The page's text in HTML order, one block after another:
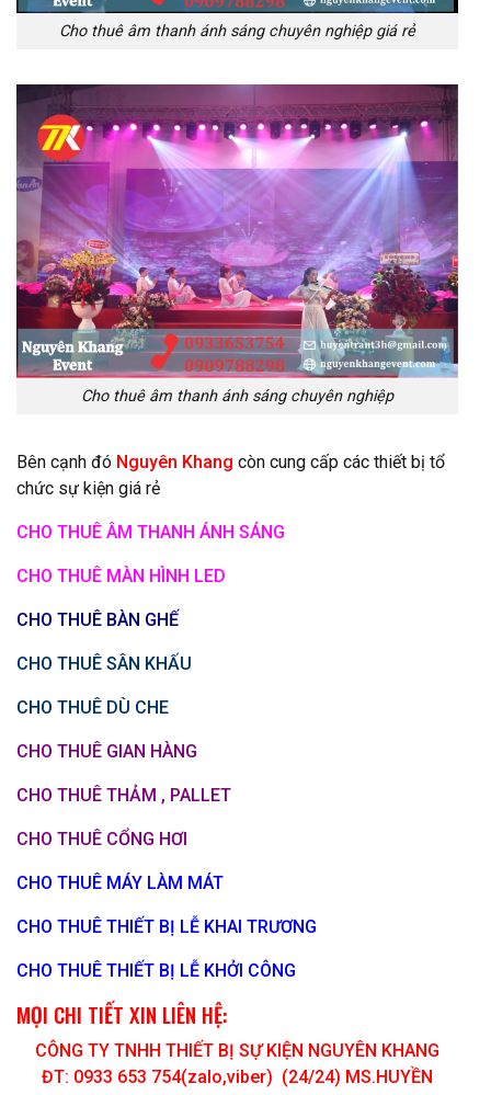
Cho thuê âm thanh ánh sáng chuyên nghiệp giá rẻ
Cho thuê âm thanh ánh sáng chuyên nghiệp
Bên cạnh đó Nguyên Khang còn cung cấp các thiết bị tổ
chức sự kiện giá rẻ
CHO THUÊ ÂM THANH ÁNH SÁNG
CHO THUÊ MÀN HÌNH LED
CHO THUÊ BÀN GHẾ
CHO THUÊ SÂN KHẤU
CHO THUÊ DÙ CHE
CHO THUÊ GIAN HÀNG
CHO THUÊ THẢM , PALLET
CHO THUÊ CỔNG HƠI
CHO THUÊ MÁY LÀM MÁT
CHO THUÊ THIẾT BỊ LỄ KHAI TRƯƠNG
CHO THUÊ THIẾT BỊ LỄ KHỞI CÔNG
MỌI CHI TIẾT XIN LIÊN HỆ:
CÔNG TY TNHH THIẾT BỊ SỰ KIỆN NGUYÊN KHANG
ĐT: 0933 653 754(zalo,viber) (24/24) MS.HUYỀN